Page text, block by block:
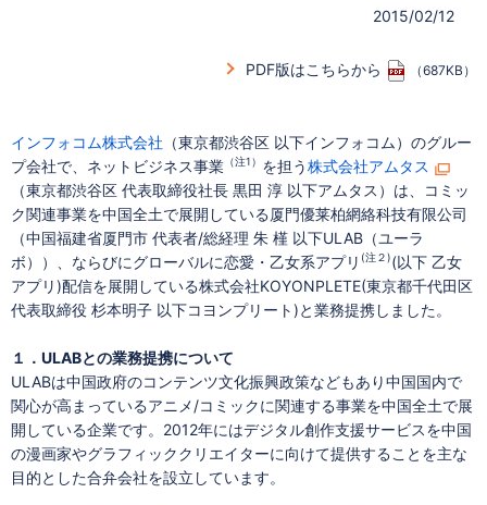
2015/02/12
PDF版はこちらから （687KB）
インフォコム株式会社 （東京都渋谷区 以下インフォコム）のグルー
プ会社で、ネットビジネス事業 （注1） を担う株式会社アムタス
（東京都渋谷区 代表取締役社長 黒田 淳 以下アムタス）は、コミッ
ク関連事業を中国全土で展開している厦門優莱柏網絡科技有限公司
（中国福建省厦門市 代表者/総経理 朱 槿 以下ULAB（ユーラ
ボ））、ならびにグローバルに恋愛・乙女系アプリ (注２)(以下 乙女
アプリ)配信を展開している株式会社KOYONPLETE(東京都千代田区
代表取締役 杉本明子 以下コヨンプリート)と業務提携しました。
１．ULABとの業務提携について
ULABは中国政府のコンテンツ文化振興政策などもあり中国国内で
関心が高まっているアニメ/コミックに関連する事業を中国全土で展
開している企業です。2012年にはデジタル創作支援サービスを中国
の漫画家やグラフィッククリエイターに向けて提供することを主な
目的とした合弁会社を設立しています。